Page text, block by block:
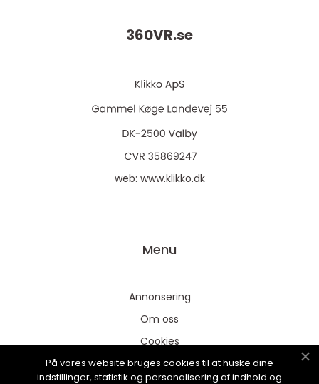
360VR.se
web: www.klikko.dk
Menu
Annonsering
Om oss
Cookies
Kontakta oss
På vores website bruges cookies til at huske dine
indstillinger, statistik og personalisering af indhold og